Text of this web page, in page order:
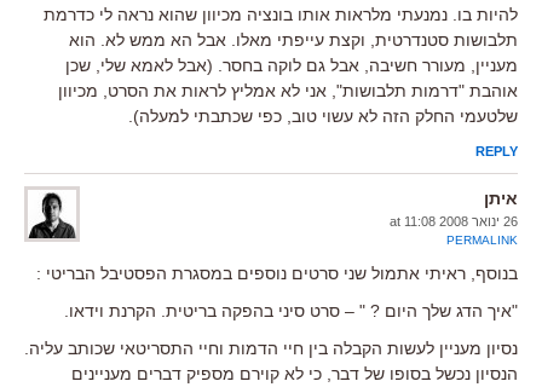
להיות בו. נמנעתי מלראות אותו בונציה מכיוון שהוא נראה לי כדרמת
תלבושות סטנדרטית, וקצת עייפתי מאלו. אבל הא ממש לא. הוא
מעניין, מעורר חשיבה, אבל גם לוקה בחסר. (אבל לאמא שלי, שכן
אוהבת "דרמות תלבושות", אני לא אמליץ לראות את הסרט, מכיוון
שלטעמי החלק הזה לא עשוי טוב, כפי שכתבתי למעלה).
REPLY
איתן
26 ינואר 2008 at 11:08
PERMALINK
בנוסף, ראיתי אתמול שני סרטים נוספים במסגרת הפסטיבל הבריטי :
"איך הדג שלך היום ? " – סרט סיני בהפקה בריטית. הקרנת וידאו.
נסיון מעניין לעשות הקבלה בין חיי הדמות וחיי התסריטאי שכותב עליה.
הנסיון נכשל בסופו של דבר, כי לא קוירם מספיק דברים מעניינים